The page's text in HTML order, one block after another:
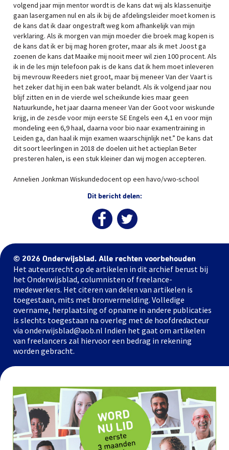
volgend jaar mijn mentor wordt is de kans dat wij als klassenuitje
gaan lasergamen nul en als ik bij de afdelingsleider moet komen is
de kans dat ik daar ongestraft weg kom afhankelijk van mijn
verklaring. Als ik morgen van mijn moeder die broek mag kopen is
de kans dat ik er bij mag horen groter, maar als ik met Joost ga
zoenen de kans dat Maaike mij nooit meer wil zien 100 procent. Als
ik in de les mijn telefoon pak is de kans dat ik hem moet inleveren
bij mevrouw Reeders niet groot, maar bij meneer Van der Vaart is
het zeker dat hij in een bak water belandt. Als ik volgend jaar nou
blijf zitten en in de vierde wel scheikunde kies maar geen
Natuurkunde, het jaar daarna meneer Van der Goot voor wiskunde
krijg, in de zesde voor mijn eerste SE Engels een 4,1 en voor mijn
mondeling een 6,9 haal, daarna voor bio naar examentraining in
Leiden ga, dan haal ik mijn examen waarschijnlijk net.” De kans dat
dit soort leerlingen in 2018 de doelen uit het actieplan Beter
presteren halen, is een stuk kleiner dan wij mogen accepteren.
Annelien Jonkman Wiskundedocent op een havo/vwo-school
Dit bericht delen:
© 2026 Onderwijsblad. Alle rechten voorbehouden
Het auteursrecht op de artikelen in dit archief berust bij
het Onderwijsblad, columnisten of freelance-
medewerkers. Het citeren van delen van artikelen is
toegestaan, mits met bronvermelding. Volledige
overname, herplaatsing of opname in andere publicaties
is slechts toegestaan na overleg met de hoofdredacteur
via onderwijsblad@aob.nl Indien het gaat om artikelen
van freelancers zal hiervoor een bedrag in rekening
worden gebracht.